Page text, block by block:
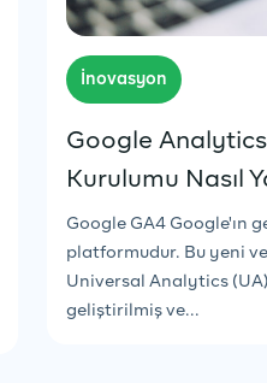
İnovasyon
Google Analytics
Kurulumu Nasıl
Google GA4 Google'ın
platformudur. Bu yeni
Universal Analytics
geliştirilmiş ve...